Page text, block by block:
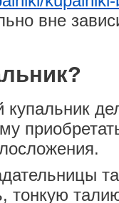
вне
тонкую